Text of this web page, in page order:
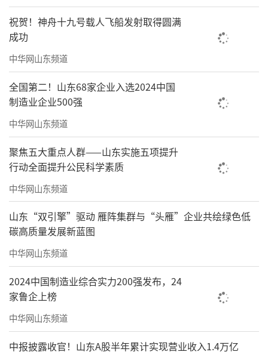
本次活动依托“六艺同心”统战品牌
与“银龄初心”讲堂党建品牌组织开展，是推
动党建、统战与思政育人深度融合的重要实
践。活动以红歌为媒、以美育润心，有效提升
了师生艺术审美与人文素养，进一步拓宽了课
程思政育人路径。
祝贺！神舟十九号载人飞船发射取得圆满
成功
中华网山东频道
全国第二！山东68家企业入选2024中国
制造业企业500强
中华网山东频道
聚焦五大重点人群——山东实施五项提升
行动全面提升公民科学素质
中华网山东频道
山东“双引擎”驱动 雁阵集群与“头雁”企业共绘绿色低
碳高质量发展新蓝图
中华网山东频道
2024中国制造业综合实力200强发布，24
家鲁企上榜
中华网山东频道
中报披露收官！山东A股半年累计实现营业收入1.4万亿